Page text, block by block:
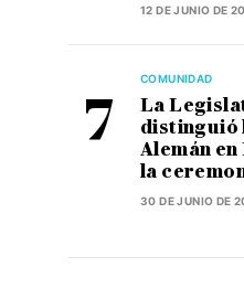
12 DE JUNIO DE
COMUNIDAD
La
distinguió
Alemán
la
30 DE JUNIO DE